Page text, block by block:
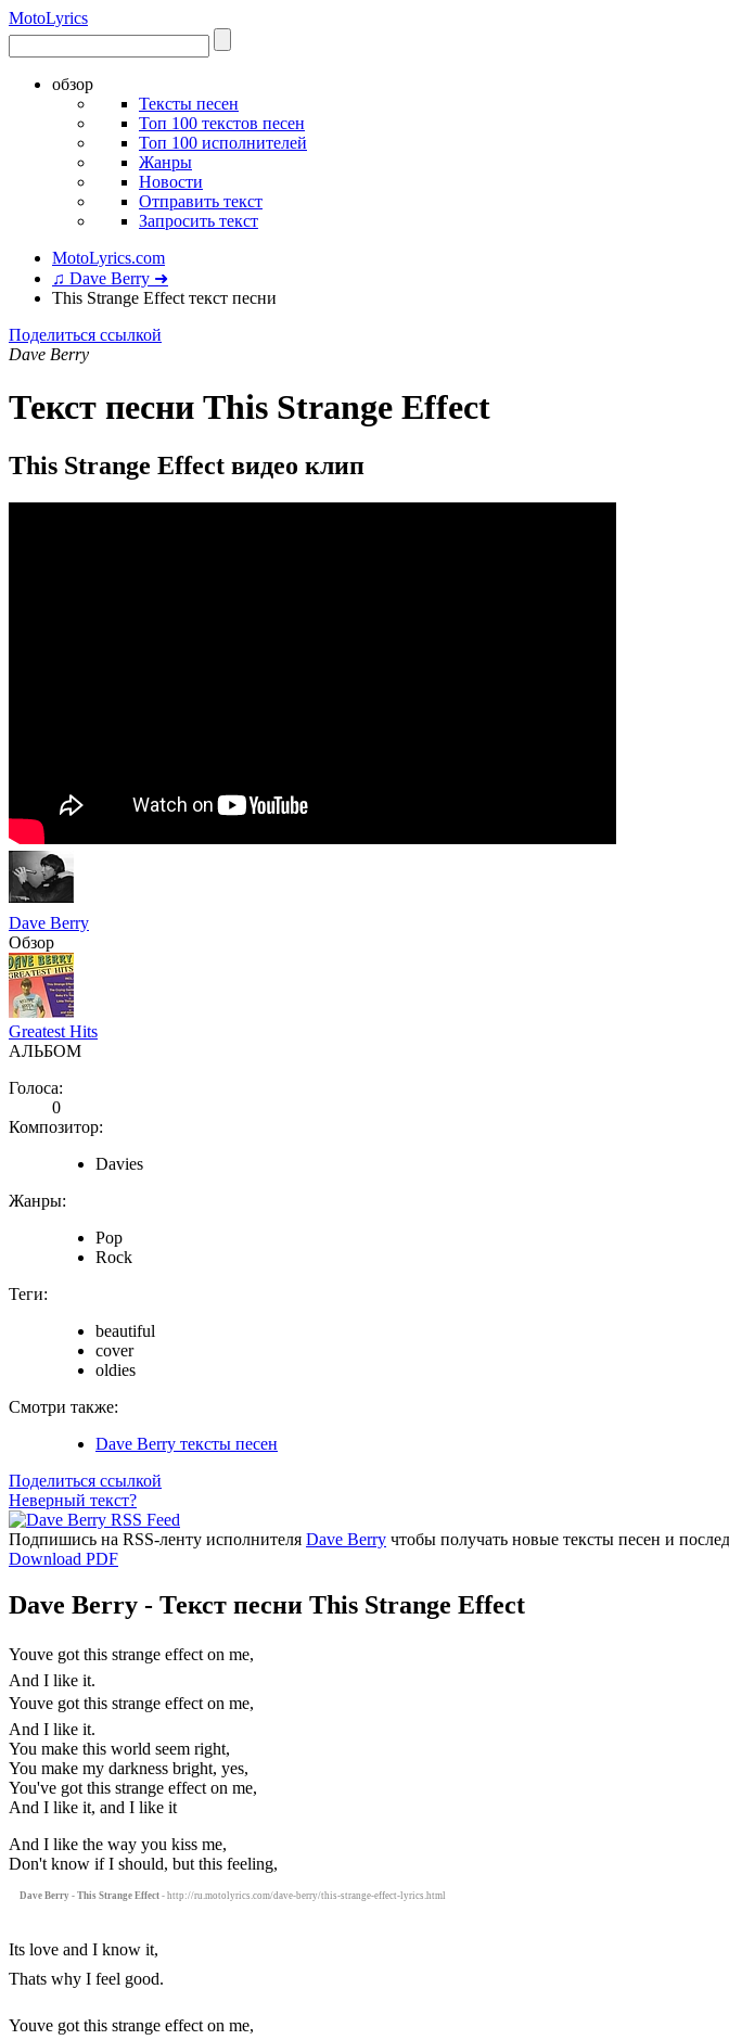
MotoLyrics
обзор
Тексты песен
Топ 100 текстов песен
Топ 100 исполнителей
Жанры
Новости
Отправить текст
Запросить текст
MotoLyrics.com
♫ Dave Berry ➜
This Strange Effect текст песни
Поделиться ссылкой
Dave Berry
Текст песни This Strange Effect
This Strange Effect видео клип
Dave Berry
Обзор
Greatest Hits
АЛЬБОМ
Голоса:
0
Композитор:
Davies
Жанры:
Pop
Rock
Теги:
beautiful
cover
oldies
Смотри также:
Dave Berry тексты песен
Поделиться ссылкой
Неверный текст?
Подпишись на RSS-ленту исполнителя Dave Berry чтобы получать новые тексты песен и
Download PDF
Dave Berry - Текст песни This Strange Effect
Youve got this strange effect on me,
And I like it.
Youve got this strange effect on me,
And I like it.
You make this world seem right,
You make my darkness bright, yes,
You've got this strange effect on me,
And I like it, and I like it
And I like the way you kiss me,
Don't know if I should, but this feeling,
Dave Berry - This Strange Effect - http://ru.motolyrics.com/dave-berry/this-strange-effect-lyrics.html
Its love and I know it,
Thats why I feel good.
Youve got this strange effect on me,